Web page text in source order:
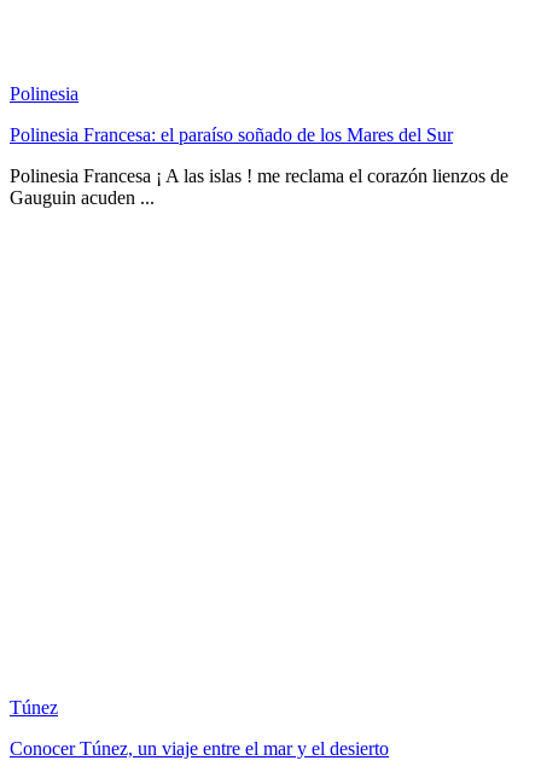
Polinesia
Polinesia Francesa: el paraíso soñado de los Mares del Sur
Polinesia Francesa ¡ A las islas ! me reclama el corazón lienzos de
Gauguin acuden ...
Túnez
Conocer Túnez, un viaje entre el mar y el desierto